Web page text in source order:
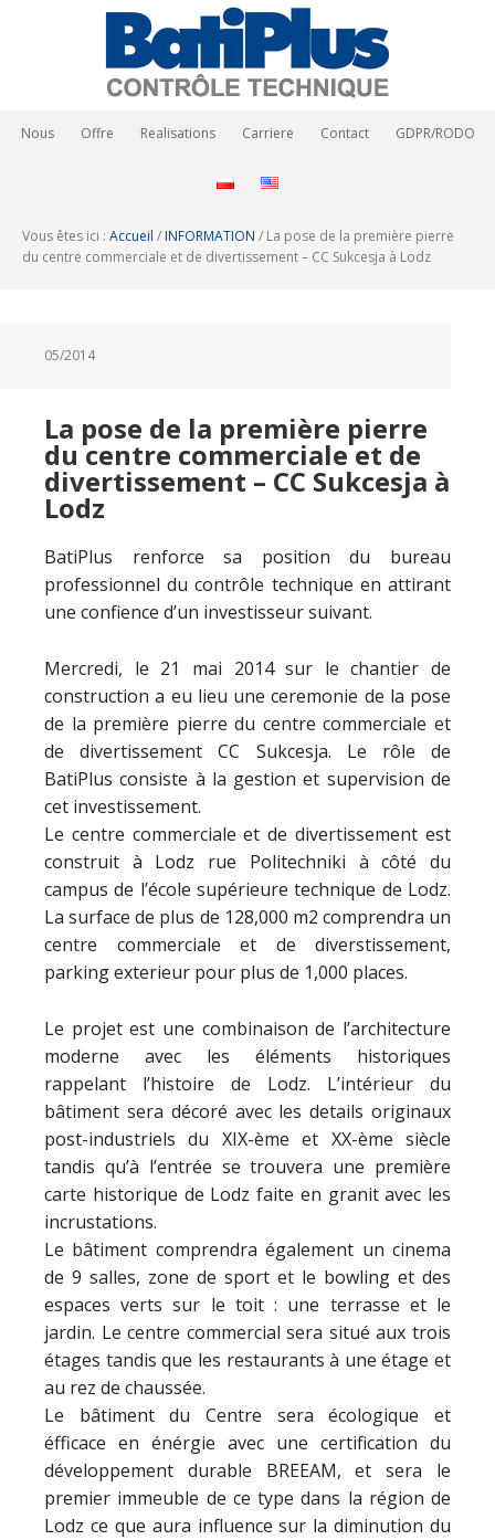
Nous Offre Realisations Carriere Contact GDPR/RODO
Vous êtes ici : Accueil / INFORMATION / La pose de la première pierre
du centre commerciale et de divertissement – CC Sukcesja à Lodz
05/2014
La pose de la première pierre
du centre commerciale et de
divertissement – CC Sukcesja à
Lodz
BatiPlus renforce sa position du bureau
professionnel du contrôle technique en attirant
une confience d’un investisseur suivant.
Mercredi, le 21 mai 2014 sur le chantier de
construction a eu lieu une ceremonie de la pose
de la première pierre du centre commerciale et
de divertissement CC Sukcesja. Le rôle de
BatiPlus consiste à la gestion et supervision de
cet investissement.
Le centre commerciale et de divertissement est
construit à Lodz rue Politechniki à côté du
campus de l’école supérieure technique de Lodz.
La surface de plus de 128,000 m2 comprendra un
centre commerciale et de diverstissement,
parking exterieur pour plus de 1,000 places.
Le projet est une combinaison de l’architecture
moderne avec les éléments historiques
rappelant l’histoire de Lodz. L’intérieur du
bâtiment sera décoré avec les details originaux
post-industriels du XIX-ème et XX-ème siècle
tandis qu’à l’entrée se trouvera une première
carte historique de Lodz faite en granit avec les
incrustations.
Le bâtiment comprendra également un cinema
de 9 salles, zone de sport et le bowling et des
espaces verts sur le toit : une terrasse et le
jardin. Le centre commercial sera situé aux trois
étages tandis que les restaurants à une étage et
au rez de chaussée.
Le bâtiment du Centre sera écologique et
éfficace en énérgie avec une certification du
développement durable BREEAM, et sera le
premier immeuble de ce type dans la région de
Lodz ce que aura influence sur la diminution du